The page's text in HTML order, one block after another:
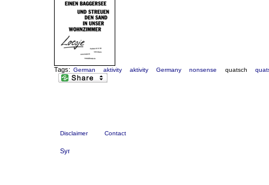
Tags: German aktivity aktivity Germany nonsense quatsch
Disclaimer Contact